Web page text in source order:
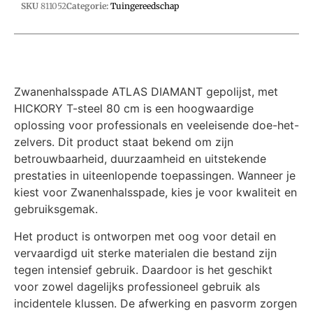
SKU 811052Categorie: Tuingereedschap
Zwanenhalsspade ATLAS DIAMANT gepolijst, met
HICKORY T-steel 80 cm is een hoogwaardige
oplossing voor professionals en veeleisende doe-het-
zelvers. Dit product staat bekend om zijn
betrouwbaarheid, duurzaamheid en uitstekende
prestaties in uiteenlopende toepassingen. Wanneer je
kiest voor Zwanenhalsspade, kies je voor kwaliteit en
gebruiksgemak.
Het product is ontworpen met oog voor detail en
vervaardigd uit sterke materialen die bestand zijn
tegen intensief gebruik. Daardoor is het geschikt
voor zowel dagelijks professioneel gebruik als
incidentele klussen. De afwerking en pasvorm zorgen